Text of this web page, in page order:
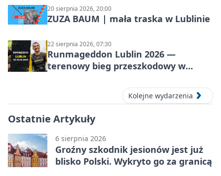
20 sierpnia 2026, 20:00
ZUZA BAUM | mała traska w Lublinie
22 sierpnia 2026, 07:30
Runmageddon Lublin 2026 —
terenowy bieg przeszkodowy w
Kolejne wydarzenia
Ostatnie Artykuły
6 sierpnia 2026
Groźny szkodnik jesionów jest już
blisko Polski. Wykryto go za granicą